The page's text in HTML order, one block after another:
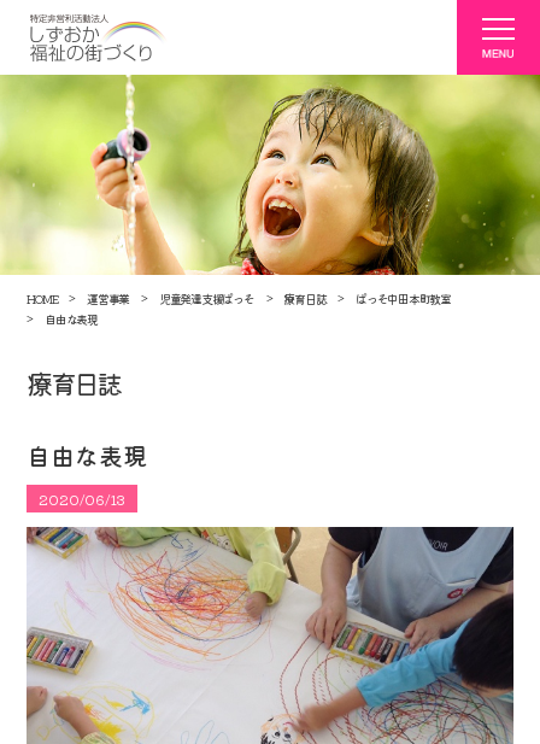
HOME 運営事業 児童発達支援ぱっそ 療育日誌
ぱっそ中田本町教室
自由な表現
療育日誌
自由な表現
2020/06/13